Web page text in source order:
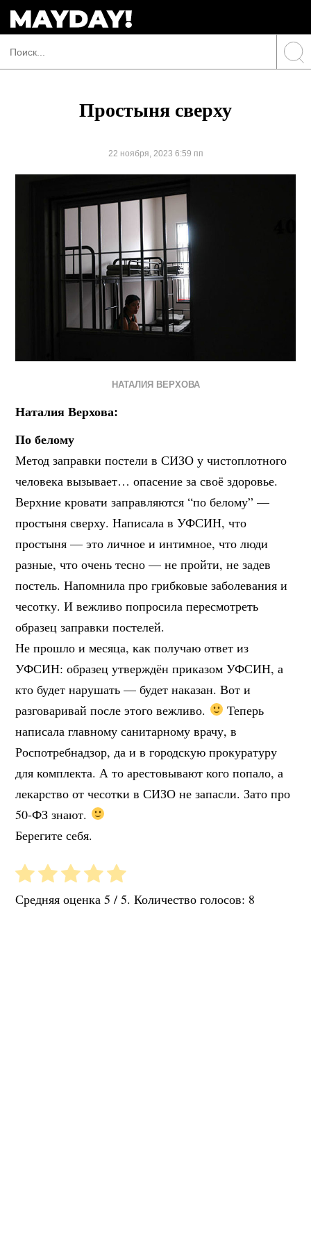
Простыня сверху
22 ноября, 2023 6:59 пп
НАТАЛИЯ ВЕРХОВА
Наталия Верхова:
По белому
Метод заправки постели в СИЗО у чистоплотного
человека вызывает… опасение за своё здоровье.
Верхние кровати заправляются “по белому” —
простыня сверху. Написала в УФСИН, что
простыня — это личное и интимное, что люди
разные, что очень тесно — не пройти, не задев
постель. Напомнила про грибковые заболевания и
чесотку. И вежливо попросила пересмотреть
образец заправки постелей.
Не прошло и месяца, как получаю ответ из
УФСИН: образец утверждён приказом УФСИН, а
кто будет нарушать — будет наказан. Вот и
разговаривай после этого вежливо.
Теперь
написала главному санитарному врачу, в
Роспотребнадзор, да и в городскую прокуратуру
для комплекта. А то арестовывают кого попало, а
лекарство от чесотки в СИЗО не запасли. Зато про
50-ФЗ знают.
Берегите себя.
Средняя оценка5 / 5. Количество голосов: 8